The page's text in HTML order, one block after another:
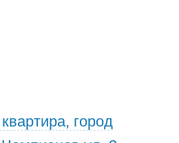
город